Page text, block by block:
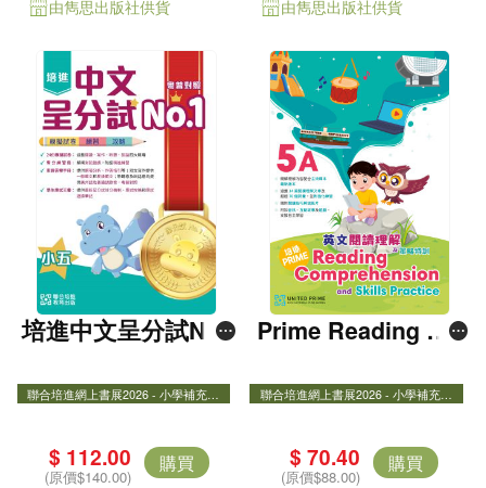
由雋思出版社供貨 由雋思出版社供貨
培進中文呈分試No.
習+攻略（粵普錄音
聯合培進網上書展2026 - 小學補充練
$ 112.00
(原價$140.00)
購買
Prime Reading Co
聯合培進網上書展2026 - 小學補充練
Prime Reading Comprehension and Skill
s Practice
$ 70.40
(原價$88.00)
購買